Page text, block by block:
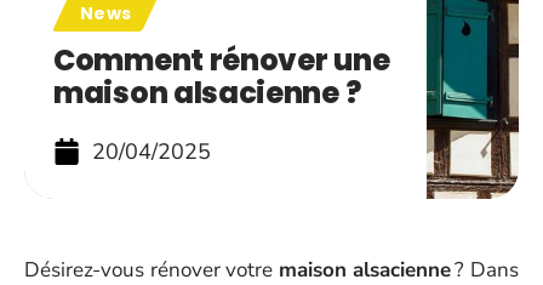
News
Comment rénover une
maison alsacienne ?
20/04/2025
Désirez-vous rénover votre maison alsacienne? Dans